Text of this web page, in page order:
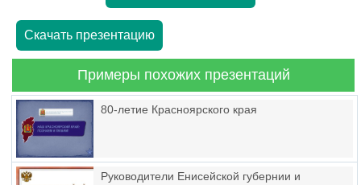
Скачать презентацию
Примеры похожих презентаций
80-летие Красноярского края
Руководители Енисейской губернии и